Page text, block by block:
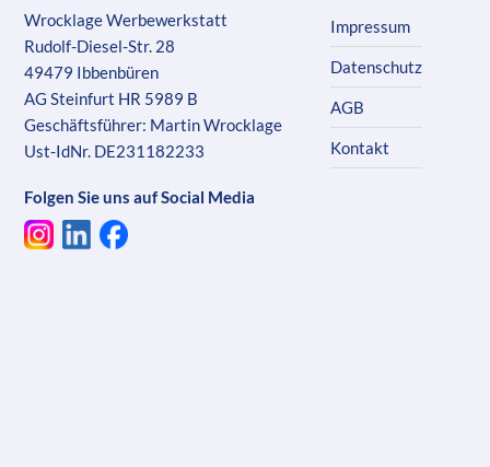
Wrocklage Werbewerkstatt
Rudolf-Diesel-Str. 28
49479 Ibbenbüren
AG Steinfurt HR 5989 B
Geschäftsführer: Martin Wrocklage
Ust-IdNr. DE231182233
Folgen Sie uns auf Social Media
Impressum
Datenschutz
AGB
Kontakt